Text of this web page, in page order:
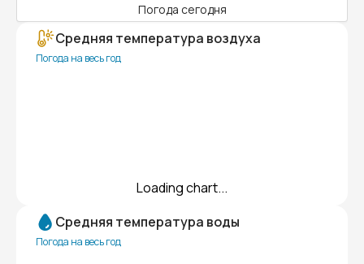
Погода сегодня
Средняя температура воздуха
Погода на весь год
Loading chart...
Средняя температура воды
Погода на весь год